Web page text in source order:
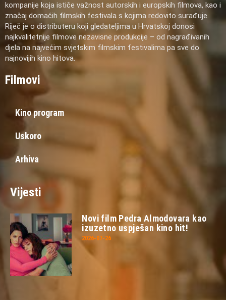
kompanije koja ističe važnost autorskih i europskih filmova, kao i
značaj domaćih filmskih festivala s kojima redovito surađuje.
Riječ je o distributeru koji gledateljima u Hrvatskoj donosi
najkvalitetnije filmove nezavisne produkcije – od nagrađivanih
djela na najvećim svjetskim filmskim festivalima pa sve do
najnovijih kino hitova.
Filmovi
Kino program
Uskoro
Arhiva
Vijesti
Novi film Pedra Almodovara kao
izuzetno uspješan kino hit!
2026-07-26